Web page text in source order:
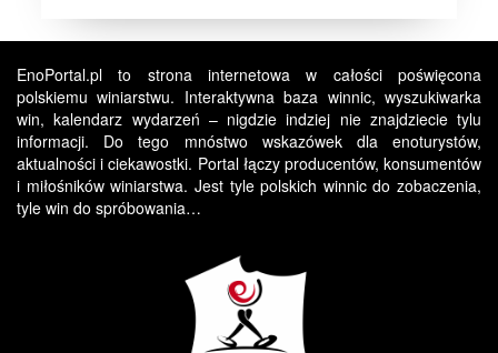
EnoPortal.pl to strona internetowa w całości poświęcona
polskiemu winiarstwu. Interaktywna baza winnic, wyszukiwarka
win, kalendarz wydarzeń – nigdzie indziej nie znajdziecie tylu
informacji. Do tego mnóstwo wskazówek dla enoturystów,
aktualności i ciekawostki. Portal łączy producentów, konsumentów
i miłośników winiarstwa. Jest tyle polskich winnic do zobaczenia,
tyle win do spróbowania…